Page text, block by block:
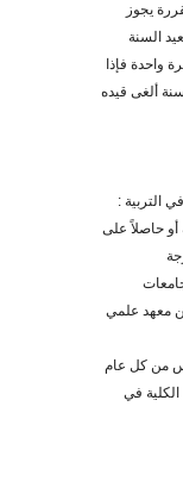
يجوز
السنة
واحدة فإذا
ألغى قيده
التربية :
أو حاصلاً على
معهد علمي
من كل عام
في